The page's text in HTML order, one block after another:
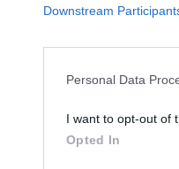
Downstream
Personal Data
I want to opt-out of
Opted In